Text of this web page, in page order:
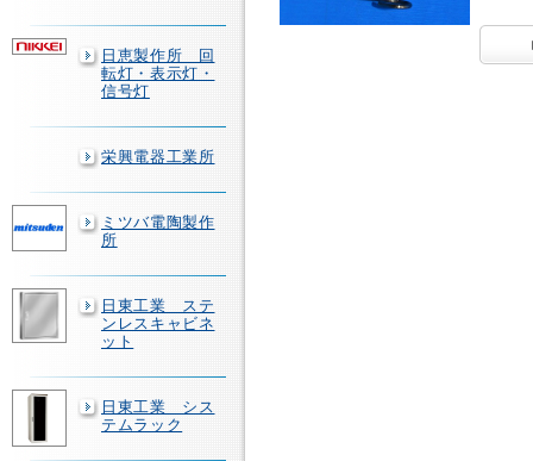
日恵製作所 回
転灯・表示灯・
信号灯
栄興電器工業所
ミツバ電陶製作
所
日東工業 ステ
ンレスキャビネ
ット
日東工業 シス
テムラック